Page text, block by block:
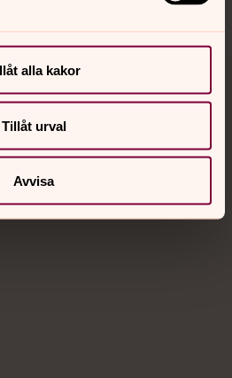
alla kakor
Tillåt urval
Avvisa
Prata eller chatta anonymt
och nätter.